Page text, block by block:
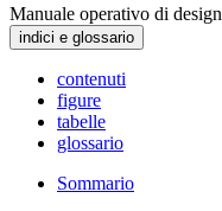
Manuale operativo di design
indici e glossario
contenuti
figure
tabelle
glossario
Sommario